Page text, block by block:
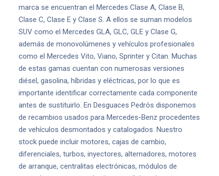
marca se encuentran el Mercedes Clase A, Clase B,
Clase C, Clase E y Clase S. A ellos se suman modelos
SUV como el Mercedes GLA, GLC, GLE y Clase G,
además de monovolúmenes y vehículos profesionales
como el Mercedes Vito, Viano, Sprinter y Citan. Muchas
de estas gamas cuentan con numerosas versiones
diésel, gasolina, híbridas y eléctricas, por lo que es
importante identificar correctamente cada componente
antes de sustituirlo. En Desguaces Pedrós disponemos
de recambios usados para Mercedes-Benz procedentes
de vehículos desmontados y catalogados. Nuestro
stock puede incluir motores, cajas de cambio,
diferenciales, turbos, inyectores, alternadores, motores
de arranque, centralitas electrónicas, módulos de